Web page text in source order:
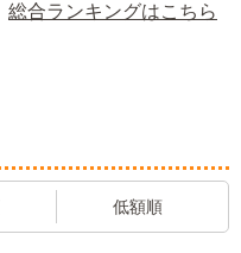
総合ランキングはこちら
低額順